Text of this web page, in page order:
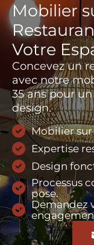
Mobilier
Votre
Concevez un
avec notre
35 ans pour
design.
Mobilier
Expertise
Design
Processus
pose.
Demandez